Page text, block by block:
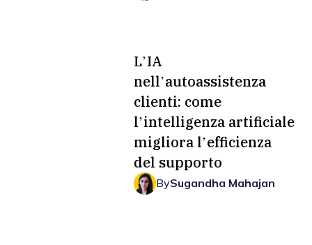
L’IA
nell’autoassistenza
clienti: come
l’intelligenza artificiale
migliora l’efficienza
del supporto
BySugandha Mahajan